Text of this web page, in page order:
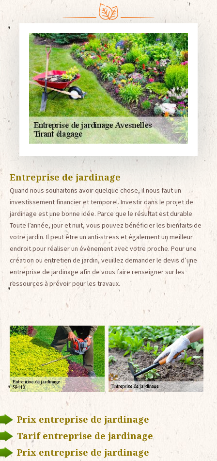
Entreprise de jardinage
Quand nous souhaitons avoir quelque chose, il nous faut un
investissement financier et temporel. Investir dans le projet de
jardinage est une bonne idée. Parce que le résultat est durable.
Toute l’année, jour et nuit, vous pouvez bénéficier les bienfaits de
votre jardin. Il peut être un anti-stress et également un meilleur
endroit pour réaliser un évènement avec votre proche. Pour une
création ou entretien de jardin, veuillez demander le devis d’une
entreprise de jardinage afin de vous faire renseigner sur les
ressources à prévoir pour les travaux.
Prix entreprise de jardinage
Tarif entreprise de jardinage
Prix entreprise de jardinage